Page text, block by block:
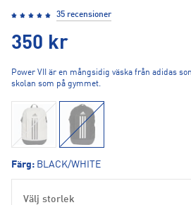
35 recensioner
350 kr
Power VII är en mångsidig väska från adidas
skolan som på gymmet.
Färg: BLACK/WHITE
Välj storlek